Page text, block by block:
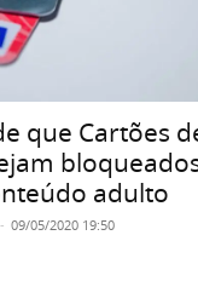
que Cartões
adulto
- 09/05/2020 19:50